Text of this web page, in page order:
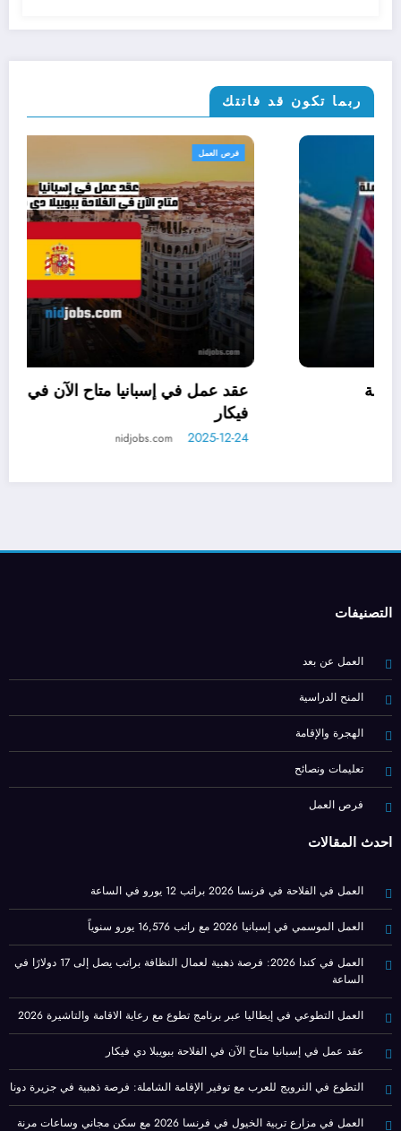
ربما تكون قد فاتتك
التطوع في النرويج للعرب مع توفير الإقامة
الشاملة: فرصة ذهبية في جزيرة دونا
nidjobs.com
التصنيفات
العمل عن بعد
المنح الدراسية
الهجرة والإقامة
تعليمات ونصائح
فرص العمل
أحدث المقالات
العمل في الفلاحة في فرنسا 2026 براتب 12 يورو في الساعة
العمل الموسمي في إسبانيا 2026 مع راتب 16,576 يورو سنوياً
العمل في كندا 2026: فرصة ذهبية لعمال النظافة براتب يصل إلى 17 دولارًا في
الساعة
العمل التطوعي في إيطاليا عبر برنامج تطوع مع رعاية الاقامة والتاشيرة 2026
عقد عمل في إسبانيا متاح الآن في الفلاحة ببويبلا دي فيكار
التطوع في النرويج للعرب مع توفير الإقامة الشاملة: فرصة ذهبية في جزيرة دونا
العمل في مزارع تربية الخيول في فرنسا 2026 مع سكن مجاني وساعات مرنة